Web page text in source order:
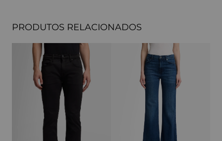
PRODUTOS RELACIONADOS